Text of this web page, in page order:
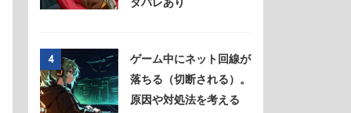
4
ゲーム中にネット回線が
落ちる（切断される）。
原因や対処法を考える